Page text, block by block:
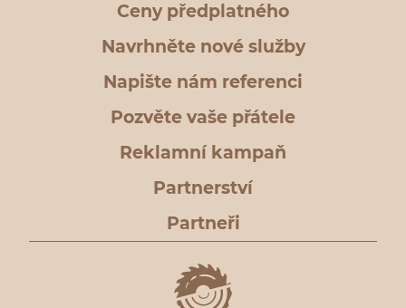
Ceny předplatného
Navrhněte nové služby
Napište nám referenci
Pozvěte vaše přátele
Reklamní kampaň
Partnerství
Partneři